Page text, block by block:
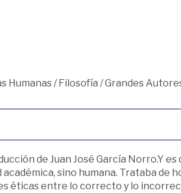
Humanas/Filosofía /Grandes
de Juan José García Norro.Y
sino humana. Trataba de
éticas entre lo correcto y lo